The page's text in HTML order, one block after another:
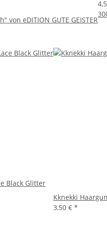
eDITION GUTE GEISTER
Black Glitter
Kknekki
3,50 € *